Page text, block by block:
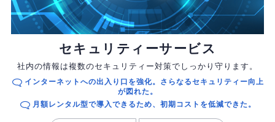
セキュリティーサービス
社内の情報は複数のセキュリティー対策でしっかり守ります。
インターネットへの出入り口を強化。さらなるセキュリティー向上
が図れた。
月額レンタル型で導入できるため、初期コストを低減できた。